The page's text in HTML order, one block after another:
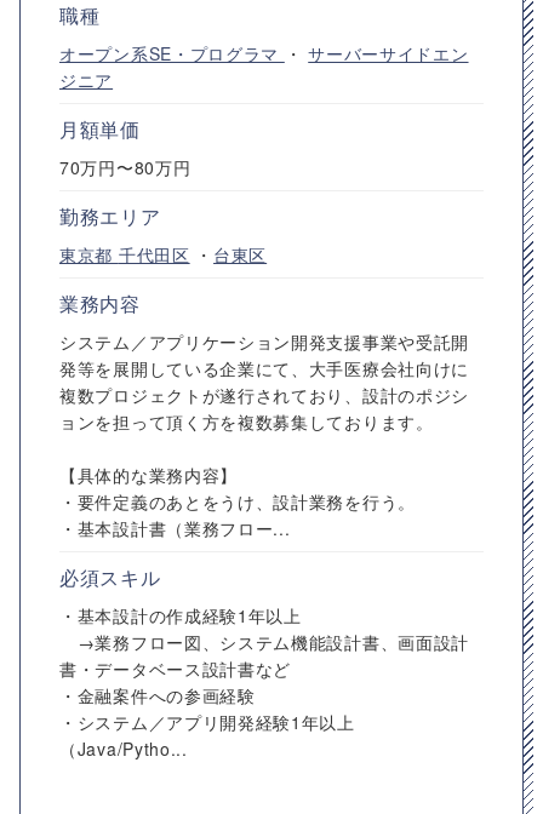
職種
オープン系SE・プログラマ ・サーバーサイドエン
ジニア
月額単価
70万円〜80万円
勤務エリア
東京都 千代田区 ・ 台東区
業務内容
システム／アプリケーション開発支援事業や受託開
発等を展開している企業にて、大手医療会社向けに
複数プロジェクトが遂行されており、設計のポジシ
ョンを担って頂く方を複数募集しております。
【具体的な業務内容】
・要件定義のあとをうけ、設計業務を行う。
・基本設計書（業務フロー...
必須スキル
・基本設計の作成経験1年以上
→業務フロー図、システム機能設計書、画面設計
書・データベース設計書など
・金融案件への参画経験
・システム／アプリ開発経験1年以上
（Java/Pytho...